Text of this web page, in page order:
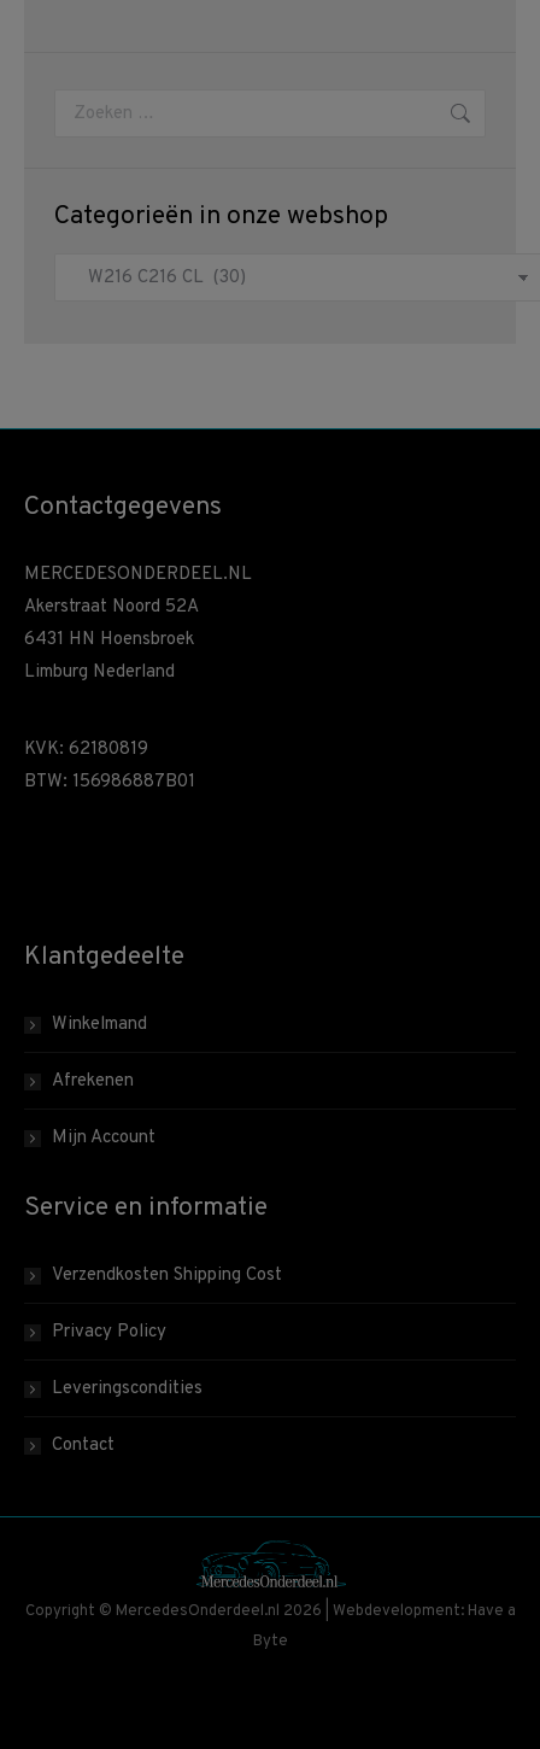
Zoeken:
Categorieën in onze webshop
Contactgegevens
MERCEDESONDERDEEL.NL
Akerstraat Noord 52A
6431 HN Hoensbroek
Limburg Nederland
KVK: 62180819
BTW: 156986887B01
Klantgedeelte
Winkelmand
Afrekenen
Mijn Account
Service en informatie
Verzendkosten Shipping Cost
Privacy Policy
Leveringscondities
Contact
Copyright © MercedesOnderdeel.nl 2026 | Webdevelopment: Have a
Byte